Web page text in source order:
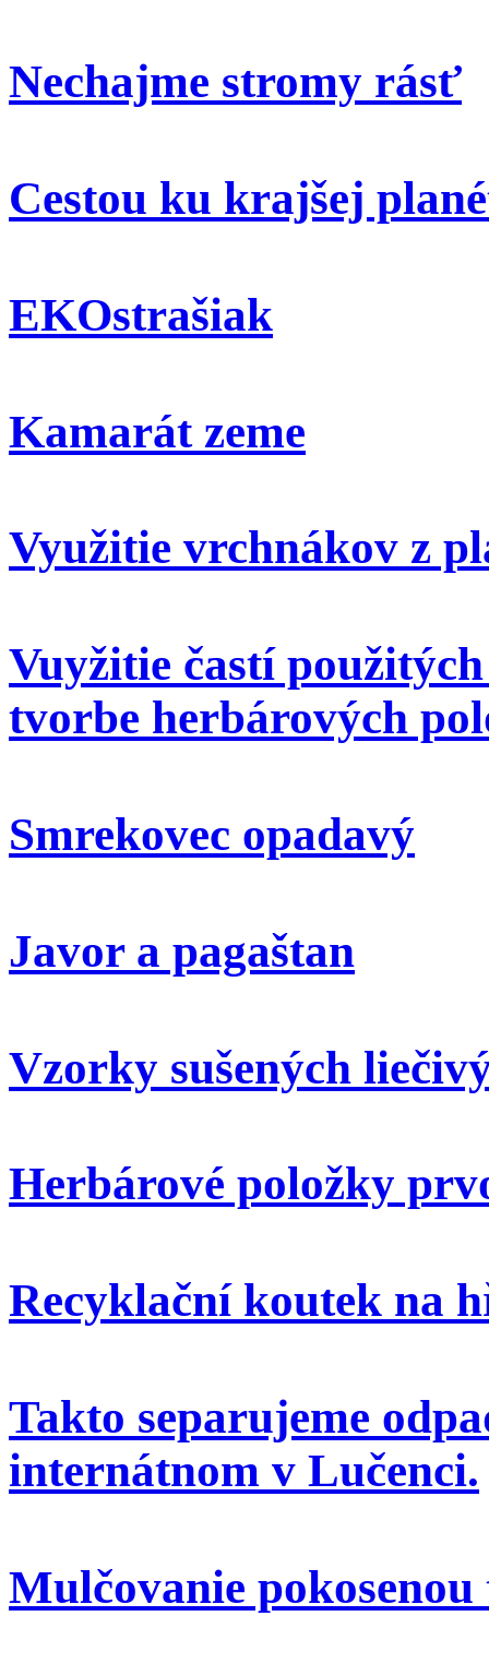
Nechajme stromy rásť
Cestou ku krajšej
EKOstrašiak
Kamarát zeme
Využitie vrchnákov z
Vuyžitie častí
tvorbe herbárových
Smrekovec opadavý
Javor a pagaštan
Vzorky sušených
Herbárové položky
Recyklační koutek na
Takto separujeme
internátnom v Lučenci.
Mulčovanie